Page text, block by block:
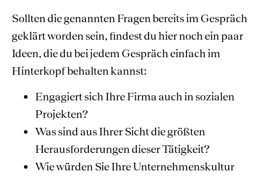
Sollten die genannten Fragen bereits im Gespräch
geklärt worden sein, findest du hier noch ein paar
Ideen, die du bei jedem Gespräch einfach im
Hinterkopf behalten kannst:
Engagiert sich Ihre Firma auch in sozialen
Projekten?
Was sind aus Ihrer Sicht die größten
Herausforderungen dieser Tätigkeit?
Wie würden Sie Ihre Unternehmenskultur